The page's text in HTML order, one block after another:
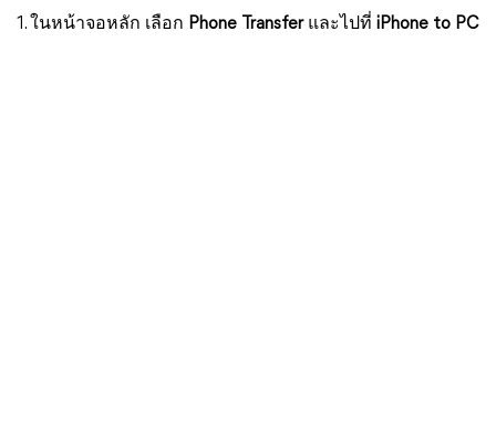
1. ในหน้าจอหลัก เลือก Phone Transfer และไปที่ iPhone to PC